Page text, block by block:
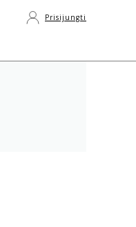
Prisijungti